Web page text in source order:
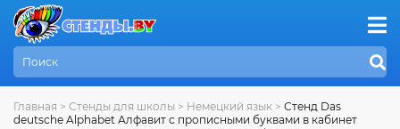
Главная > Стенды для школы > Немецкий язык > Стенд Das
deutsche Alphabet Алфавит с прописными буквами в кабинет